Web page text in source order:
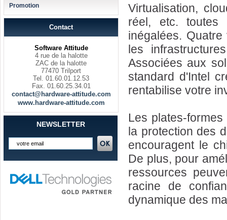
Promotion
Contact
Software Attitude
4 rue de la halotte
ZAC de la halotte
77470 Trilport
Tel. 01.60.01.12.53
Fax. 01.60.25.34.01
contact@hardware-attitude.com
www.hardware-attitude.com
NEWSLETTER
Virtualisation,
réel, etc. toutes
inégalées.
les
Associées aux
standard d'Intel
rentabilise votre
Les plates-
la protection des
encouragent le
De plus, pour
ressources
racine de
dynamique des